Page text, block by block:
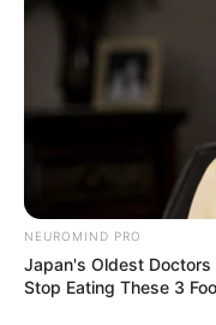
NEUROMIND PRO
Japan's Oldest
Stop Eating These 3